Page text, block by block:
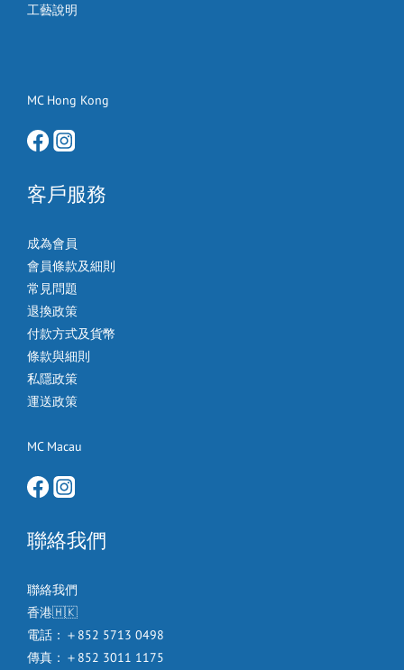
工藝說明
MC Hong Kong
客戶服務
成為會員
會員條款及細則
常見問題
退換政策
付款方式及貨幣
條款與細則
私隱政策
運送政策
MC Macau
聯絡我們
聯絡我們
香港🇭🇰
電話：＋852 5713 0498
傳真：＋852 3011 1175